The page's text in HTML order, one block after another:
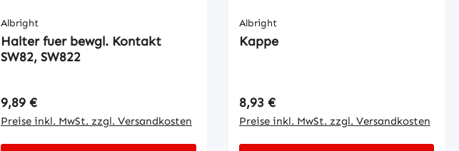
Albright
Halter fuer bewgl. Kontakt
SW82, SW822
Regulärer Preis:
9,89 €
Preise inkl. MwSt. zzgl. Versandkosten
Albright
Kappe
Regulärer Preis:
8,93 €
Preise inkl. MwSt. zzgl. Versandkosten